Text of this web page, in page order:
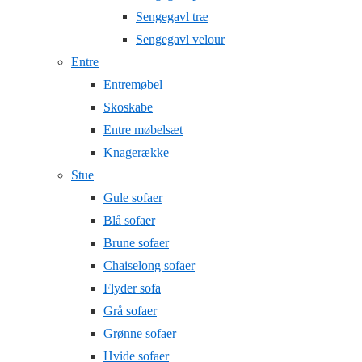
Sengegavl træ
Sengegavl velour
Entre
Entremøbel
Skoskabe
Entre møbelsæt
Knagerække
Stue
Gule sofaer
Blå sofaer
Brune sofaer
Chaiselong sofaer
Flyder sofa
Grå sofaer
Grønne sofaer
Hvide sofaer